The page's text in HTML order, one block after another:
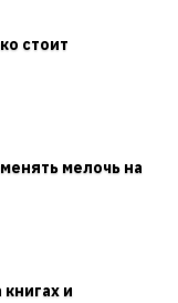
стоит
мелочь на
и